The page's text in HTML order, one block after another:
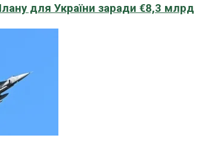
для України заради €8,3 млрд